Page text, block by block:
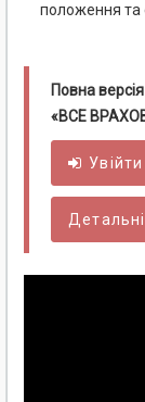
положення та
Повна
«ВСЕ